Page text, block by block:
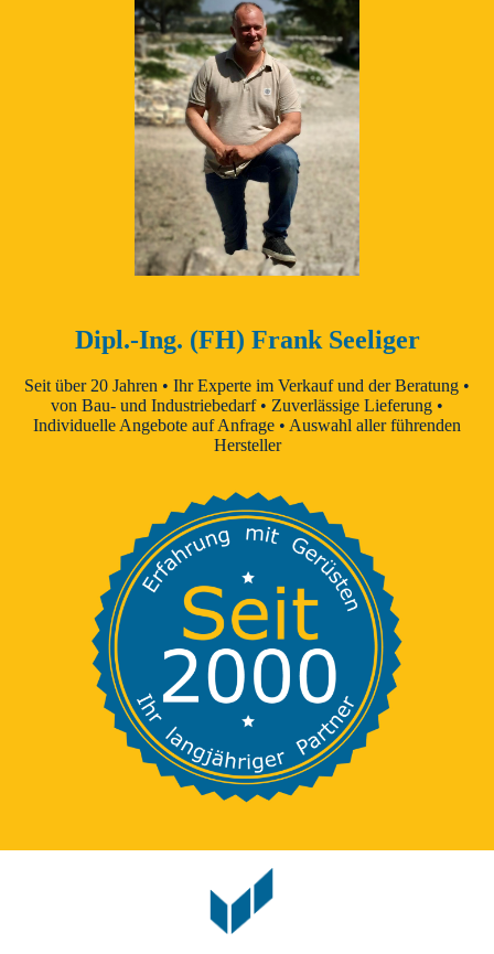
Dipl.-Ing. (FH) Frank Seeliger
Seit über 20 Jahren • Ihr Experte im Verkauf und der Beratung •
von Bau- und Industriebedarf • Zuverlässige Lieferung •
Individuelle Angebote auf Anfrage • Auswahl aller führenden
Hersteller